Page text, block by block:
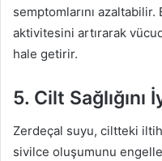
semptomlarını azaltabilir.
aktivitesini artırarak
hale getirir.
5. Cilt Sağlığını
Zerdeçal suyu, ciltteki
sivilce oluşumunu